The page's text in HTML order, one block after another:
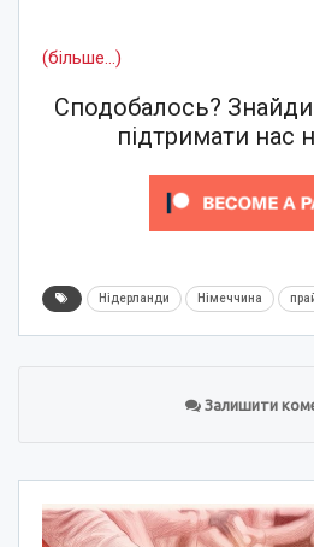
(більше…)
Сподобалось?
підтримати нас
Нідерланди Німеччина
Залишити